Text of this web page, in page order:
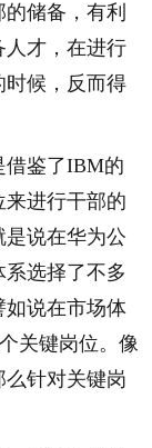
储备，有利
人才，在进行
时候，反而得
鉴了IBM的
进行干部的
说在华为公
选择了不多
如说在市场体
关键岗位。像
么针对关键岗